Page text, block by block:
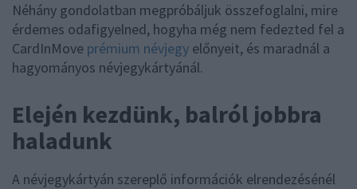
Néhány gondolatban megpróbáljuk összefoglalni, mire
érdemes odafigyelned, hogyha még nem fedezted fel a
CardInMove prémium névjegy előnyeit, és maradnál a
hagyományos névjegykártyánál.
Elején kezdünk, balról jobbra
haladunk
A névjegykártyán szereplő információk elrendezésénél